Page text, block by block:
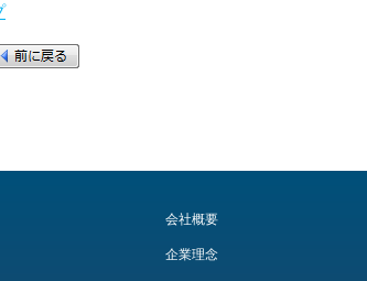
会社概要
企業理念